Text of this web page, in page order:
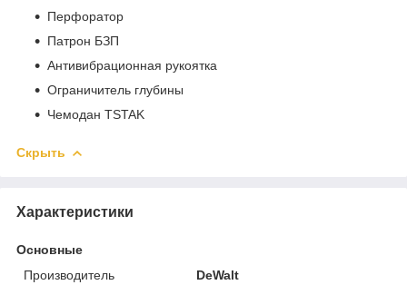
Перфоратор
Патрон БЗП
Антивибрационная рукоятка
Ограничитель глубины
Чемодан TSTAK
Скрыть
Характеристики
Основные
Производитель
DeWalt